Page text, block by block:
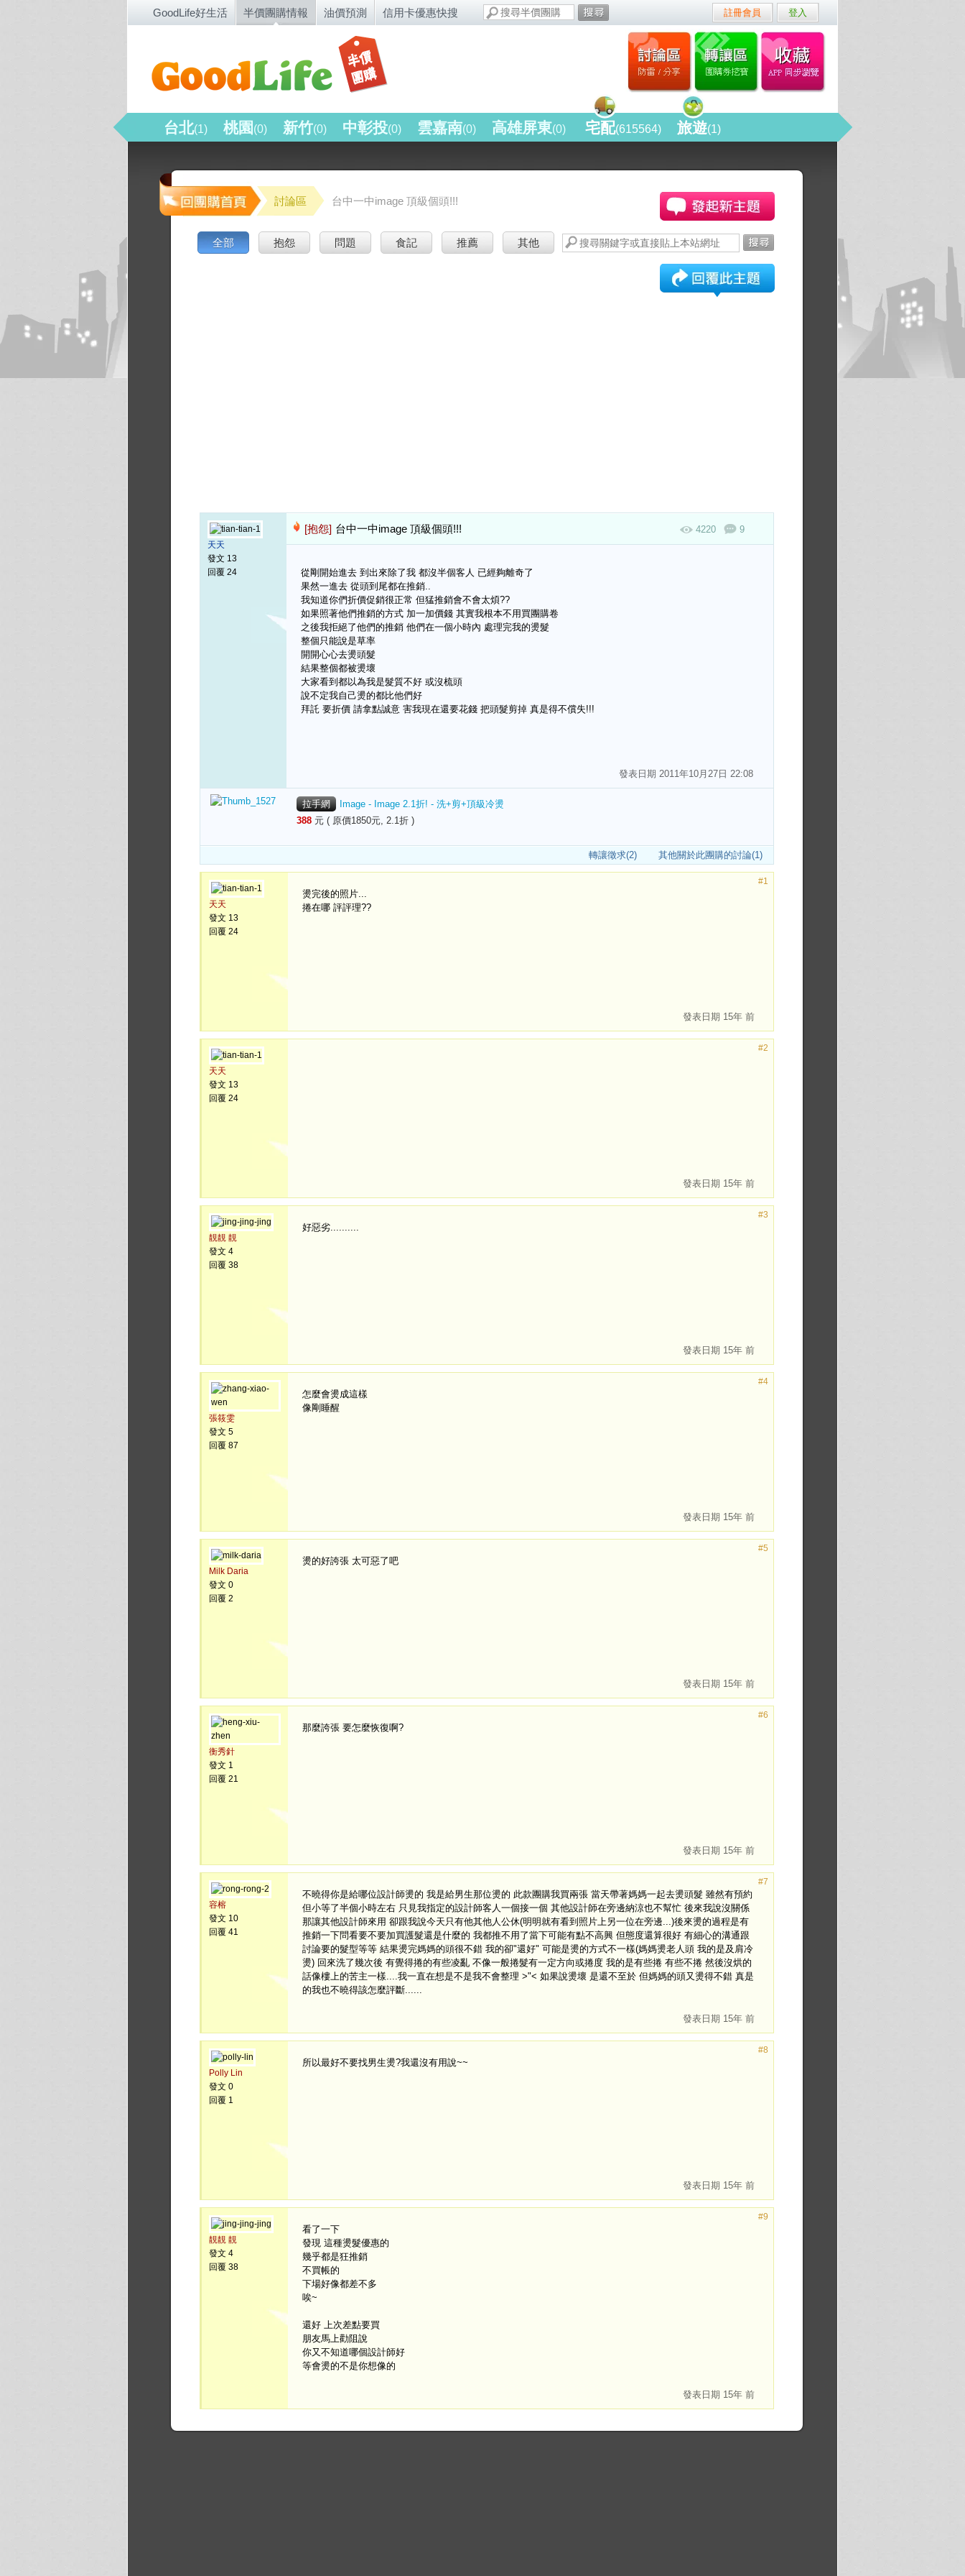
GoodLife好生活 半價團購情報 油價預測 信用卡優惠快搜 註冊會員 登入
台北(1) 桃園 (0) 新竹(0) 中彰投(0) 雲嘉南(0) 高雄屏東(0) 宅配(615564) 旅遊(1)
討論區 台中一中image 頂級個頭!!!
全部 抱怨 問題 食記 推薦 其他
天天
發文 13
回覆 24
[抱怨] 台中一中image 頂級個頭!!! 4220 9
從剛開始進去 到出來除了我 都沒半個客人 已經夠離奇了
果然一進去 從頭到尾都在推銷..
我知道你們折價促銷很正常 但猛推銷會不會太煩??
如果照著他們推銷的方式 加一加價錢 其實我根本不用買團購卷
之後我拒絕了他們的推銷 他們在一個小時內 處理完我的燙髮
整個只能說是草率
開開心心去燙頭髮
結果整個都被燙壞
大家看到都以為我是髮質不好 或沒梳頭
說不定我自己燙的都比他們好
拜託 要折價 請拿點誠意 害我現在還要花錢 把頭髮剪掉 真是得不償失!!!
發表日期 2011年10月27日 22:08
拉手網
Image - Image 2.1折! - 洗+剪+頂級冷燙
388 元 ( 原價1850元, 2.1折 )
其他關於此團購的討論(1)
轉讓徵求(2)
天天
發文 13
回覆 24
#1
燙完後的照片...
捲在哪 評評理??
發表日期 15年 前
天天
發文 13
回覆 24
#2
發表日期 15年 前
靚靚 靚
發文 4
回覆 38
#3
好惡劣..........
發表日期 15年 前
張筱雯
發文 5
回覆 87
#4
怎麼會燙成這樣
像剛睡醒
發表日期 15年 前
Milk Daria
發文 0
回覆 2
#5
燙的好誇張 太可惡了吧
發表日期 15年 前
衡秀針
發文 1
回覆 21
#6
那麼誇張 要怎麼恢復啊?
發表日期 15年 前
容榕
發文 10
回覆 41
#7
不曉得你是給哪位設計師燙的 我是給男生那位燙的 此款團購我買兩張 當天帶著媽媽一起去燙頭髮 雖然有預約
但小等了半個小時左右 只見我指定的設計師客人一個接一個 其他設計師在旁邊納涼也不幫忙 後來我說沒關係
那讓其他設計師來用 卻跟我說今天只有他其他人公休(明明就有看到照片上另一位在旁邊...)後來燙的過程是有
推銷一下問看要不要加買護髮還是什麼的 我都推不用了當下可能有點不高興 但態度還算很好 有細心的溝通跟
討論要的髮型等等 結果燙完媽媽的頭很不錯 我的卻"還好" 可能是燙的方式不一樣(媽媽燙老人頭 我的是及肩冷
燙) 回來洗了幾次後 有覺得捲的有些凌亂 不像一般捲髮有一定方向或捲度 我的是有些捲 有些不捲 然後沒烘的
話像樓上的苦主一樣....我一直在想是不是我不會整理 >"< 如果說燙壞 是還不至於 但媽媽的頭又燙得不錯 真是
的我也不曉得該怎麼評斷......
發表日期 15年 前
Polly Lin
發文 0
回覆 1
#8
所以最好不要找男生燙?我還沒有用說~~
發表日期 15年 前
靚靚 靚
發文 4
回覆 38
#9
看了一下
發現 這種燙髮優惠的
幾乎都是狂推銷
不買帳的
下場好像都差不多
唉~
還好 上次差點要買
朋友馬上勸阻說
你又不知道哪個設計師好
等會燙的不是你想像的
發表日期 15年 前